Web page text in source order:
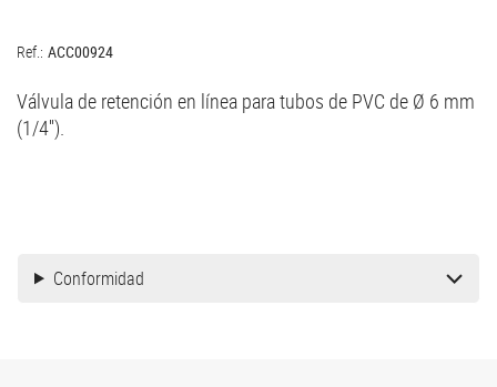
Ref.: ACC00924
Válvula de retención en línea para tubos de PVC de Ø 6 mm
(1/4'').
Conformidad